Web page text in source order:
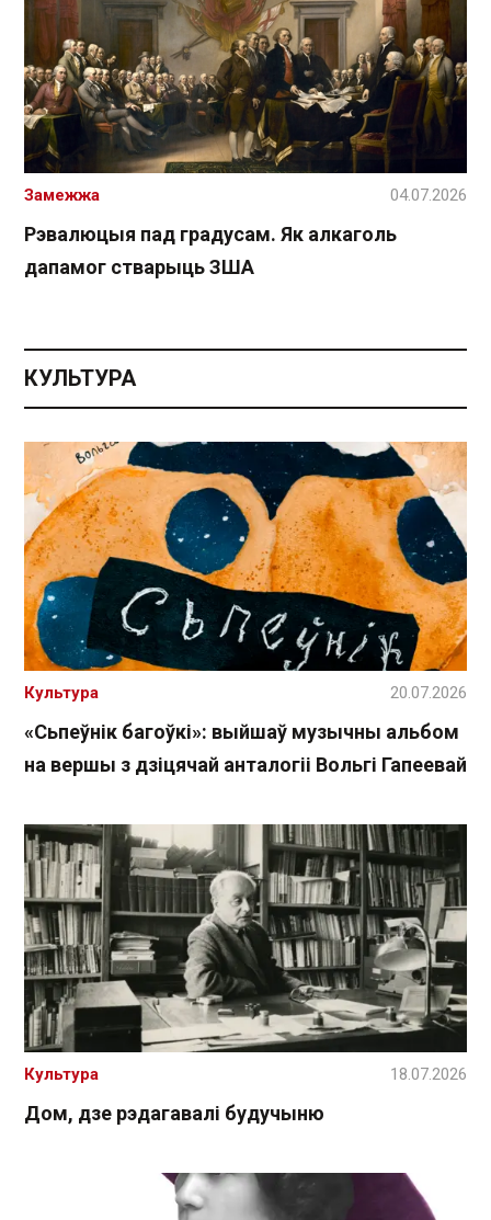
Рэвалюцыя пад градусам. Як алкаголь
дапамог стварыць ЗША
Замежжа 04.07.2026
КУЛЬТУРА
«Сьпеўнік багоўкі»: выйшаў музычны альбом
на вершы з дзіцячай анталогіі Вольгі Гапеевай
Культура 20.07.2026
Дом, дзе рэдагавалі будучыню
Культура 18.07.2026